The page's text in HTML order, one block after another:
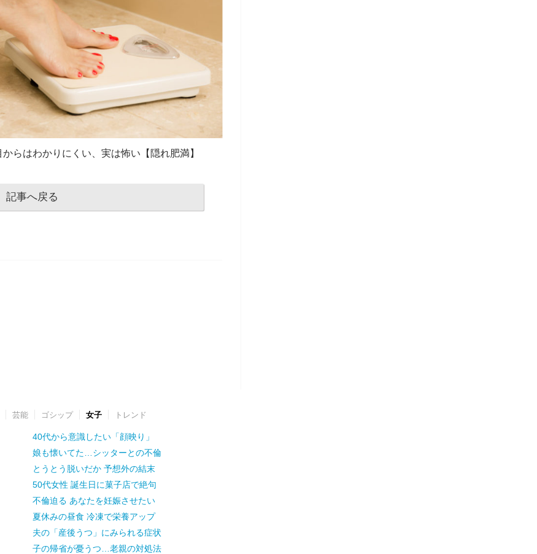
らはわかりにくい、実は怖い【隠れ肥満】
記事へ戻る
芸能 ゴシップ 女子 トレンド
40代から意識したい「顔映り」
娘も懐いてた…シッターとの不倫
とうとう脱いだか 予想外の結末
50代女性 誕生日に菓子店で絶句
不倫迫る あなたを妊娠させたい
夏休みの昼食 冷凍で栄養アップ
夫の「産後うつ」にみられる症状
子の帰省が憂うつ…老親の対処法